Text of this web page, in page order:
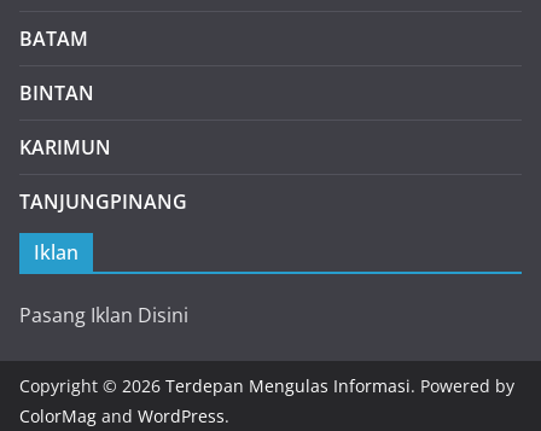
BATAM
BINTAN
KARIMUN
TANJUNGPINANG
Iklan
Pasang Iklan Disini
Copyright © 2026 Terdepan Mengulas Informasi. Powered by
ColorMag and WordPress.